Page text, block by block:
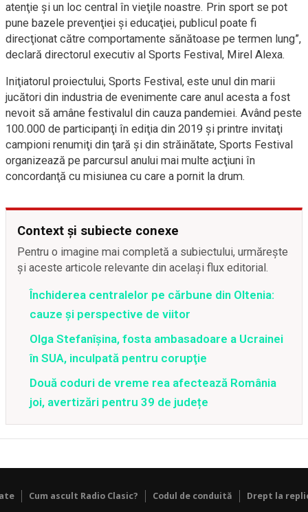
atenţie şi un loc central în vieţile noastre. Prin sport se pot
pune bazele prevenţiei şi educaţiei, publicul poate fi
direcţionat către comportamente sănătoase pe termen lung”,
declară directorul executiv al Sports Festival, Mirel Alexa.
Iniţiatorul proiectului, Sports Festival, este unul din marii
jucători din industria de evenimente care anul acesta a fost
nevoit să amâne festivalul din cauza pandemiei. Având peste
100.000 de participanţi în ediţia din 2019 şi printre invitaţi
campioni renumiţi din ţară şi din străinătate, Sports Festival
organizează pe parcursul anului mai multe acţiuni în
concordanţă cu misiunea cu care a pornit la drum.
Context și subiecte conexe
Pentru o imagine mai completă a subiectului, urmărește
și aceste articole relevante din același flux editorial.
Închiderea centralelor pe cărbune din Oltenia:
cauze și perspective de viitor
Olga Stefanîşina, fosta ambasadoare a Ucrainei
în SUA, inculpată pentru corupţie
Două coduri de vreme rea afectează România
joi, avertizări pentru 39 de județe
Cum ascult Radio Clasic? Codul de conduită Drept la